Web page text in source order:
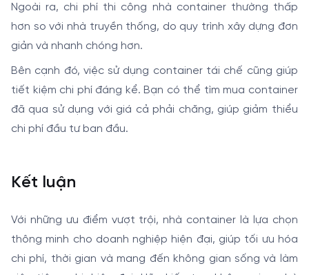
Ngoài ra, chi phí thi công nhà container thường thấp
hơn so với nhà truyền thống, do quy trình xây dựng đơn
giản và nhanh chóng hơn.
Bên cạnh đó, việc sử dụng container tái chế cũng giúp
tiết kiệm chi phí đáng kể. Bạn có thể tìm mua container
đã qua sử dụng với giá cả phải chăng, giúp giảm thiểu
chi phí đầu tư ban đầu.
Kết luận
Với những ưu điểm vượt trội, nhà container là lựa chọn
thông minh cho doanh nghiệp hiện đại, giúp tối ưu hóa
chi phí, thời gian và mang đến không gian sống và làm